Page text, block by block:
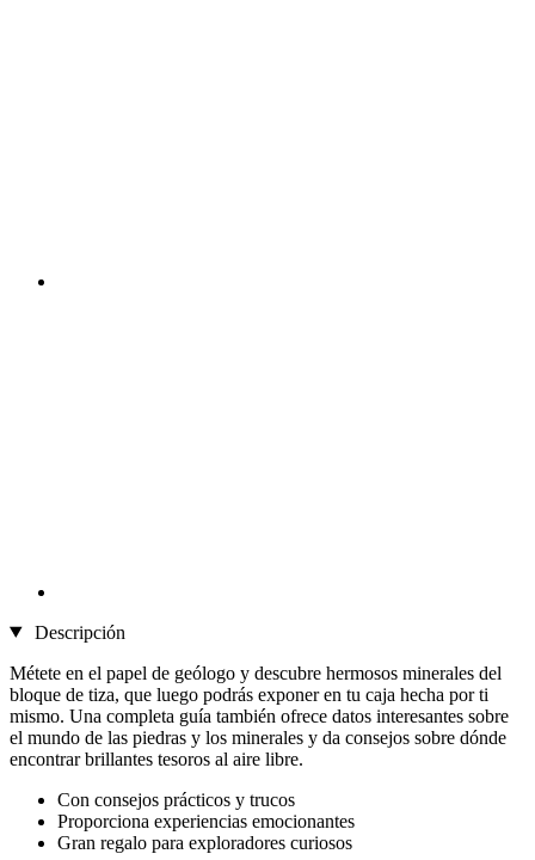
Descripción
Métete en el papel de geólogo y descubre hermosos minerales del
bloque de tiza, que luego podrás exponer en tu caja hecha por ti
mismo. Una completa guía también ofrece datos interesantes sobre
el mundo de las piedras y los minerales y da consejos sobre dónde
encontrar brillantes tesoros al aire libre.
Con consejos prácticos y trucos
Proporciona experiencias emocionantes
Gran regalo para exploradores curiosos